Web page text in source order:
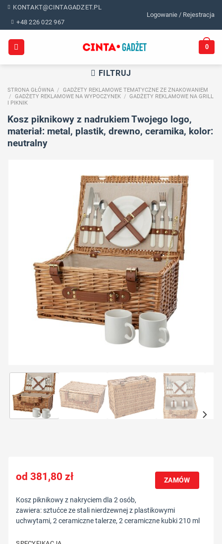
Skip
content
KONTAKT@CINTAGADZET.PL
+48 226 022 967
Logowanie / Rejestracja
0
FILTRUJ
STRONA GŁÓWNA /
GADŻETY REKLAMOWE TEMATYCZNE ZE ZNAKOWANIEM
/
GADŻETY REKLAMOWE NA WYPOCZYNEK / GADŻETY REKLAMOWE NA GRILL
I PIKNIK
Kosz piknikowy z nadrukiem Twojego logo,
materiał: metal, plastik, drewno, ceramika, kolor:
neutralny
381,80zł ZAMÓW
Kosz piknikowy z nakryciem dla 2 osób,
zawiera: sztućce ze stali nierdzewnej z plastikowymi
uchwytami, 2 ceramiczne talerze, 2 ceramiczne kubki 210 ml